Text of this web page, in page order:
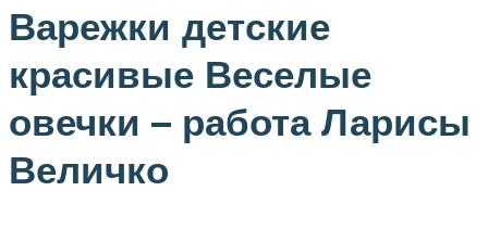
Варежки детские
красивые Веселые
овечки – работа Ларисы
Величко